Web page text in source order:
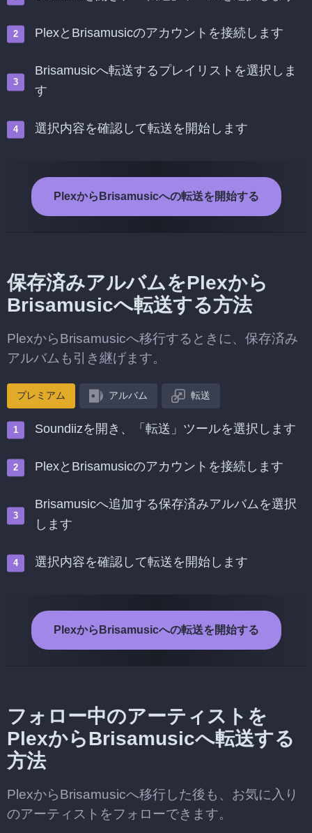
PlexとBrisamusicのアカウントを接続します
Brisamusicへ転送するプレイリストを選択しま
す
選択内容を確認して転送を開始します
PlexからBrisamusicへの転送を開始する
保存済みアルバムをPlexから
Brisamusicへ転送する方法
PlexからBrisamusicへ移行するときに、保存済み
アルバムも引き継げます。
プレミアム アルバム 転送
Soundiizを開き、「転送」ツールを選択します
PlexとBrisamusicのアカウントを接続します
Brisamusicへ追加する保存済みアルバムを選択
します
選択内容を確認して転送を開始します
PlexからBrisamusicへの転送を開始する
フォロー中のアーティストを
PlexからBrisamusicへ転送する
方法
PlexからBrisamusicへ移行した後も、お気に入り
のアーティストをフォローできます。